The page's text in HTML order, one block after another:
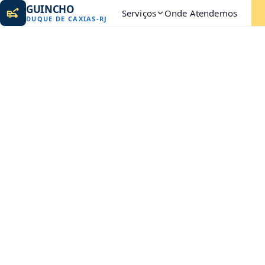
GUINCHO
DUQUE DE CAXIAS-RJ Serviços Onde Atendemos